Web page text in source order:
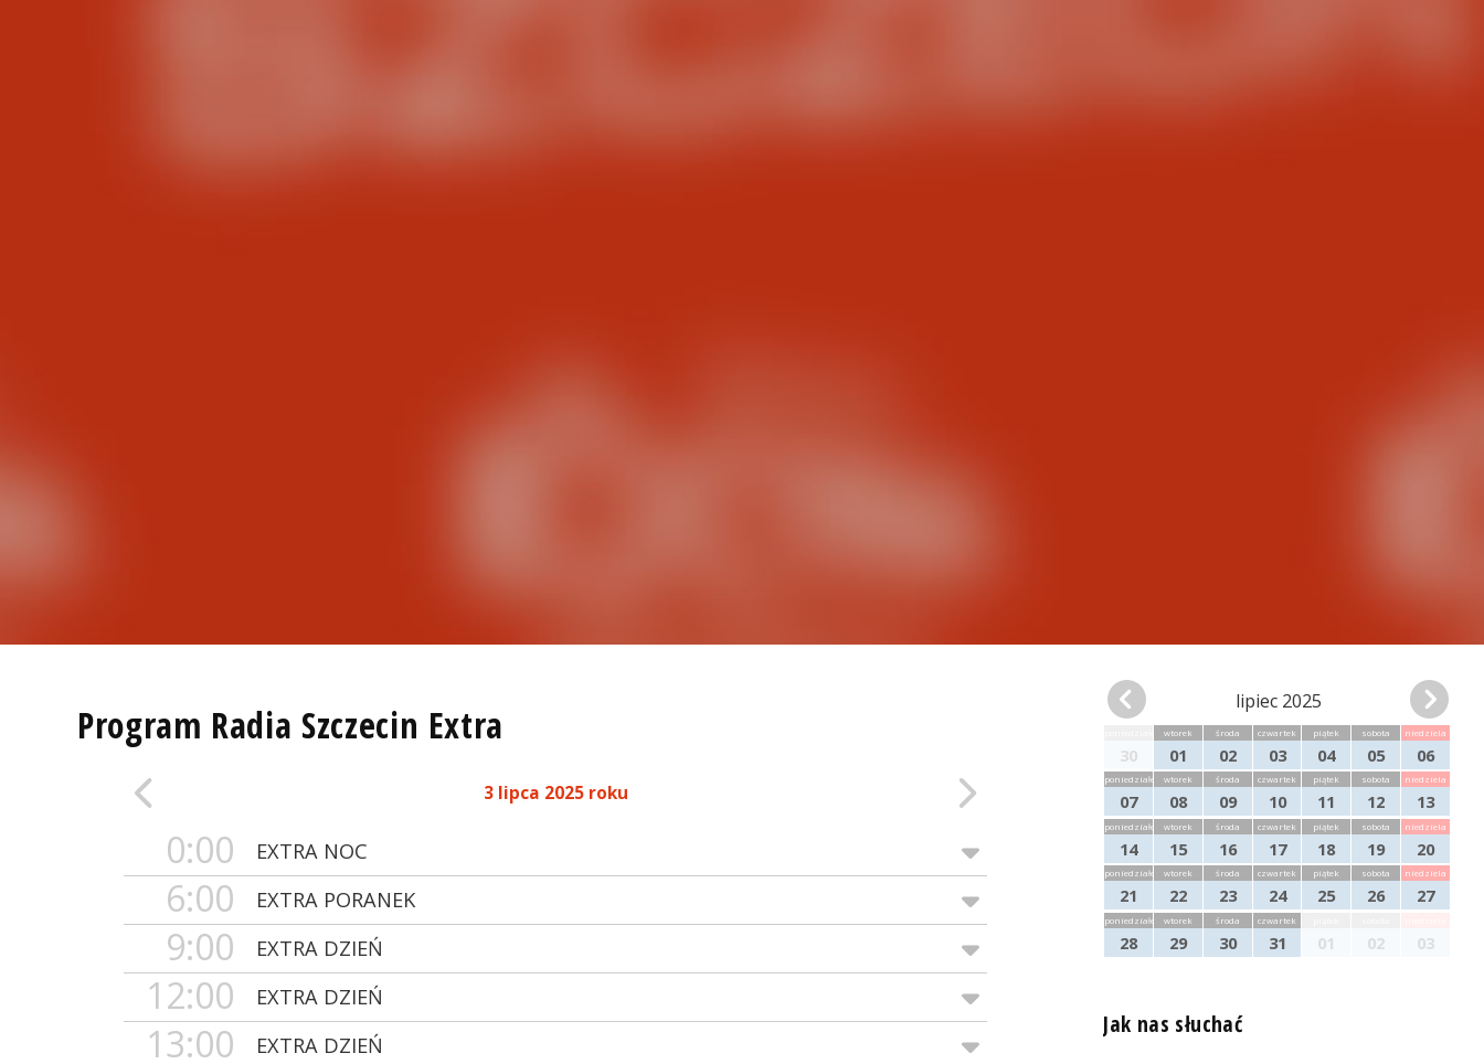
Program Radia Szczecin Extra
3 lipca 2025 roku
0:00 EXTRA NOC
6:00 EXTRA PORANEK
9:00 EXTRA DZIEŃ
12:00 EXTRA DZIEŃ
13:00 EXTRA DZIEŃ
lipiec 2025
30
wtorek
01
środa
02
czwartek
03
piątek
04
sobota
05
niedziela
06
poniedziałek
07
wtorek
08
środa
09
czwartek
10
piątek
11
sobota
12
niedziela
13
poniedziałek
14
wtorek
15
środa
16
czwartek
17
piątek
18
sobota
19
niedziela
20
poniedziałek
21
wtorek
22
środa
23
czwartek
24
piątek
25
sobota
26
niedziela
27
poniedziałek
28
wtorek
29
środa
30
czwartek
31 01 02 03
Jak nas słuchać